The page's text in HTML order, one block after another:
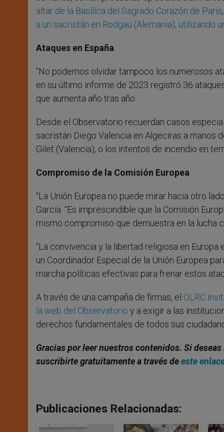
altar de la Basílica del Sagrado Corazón de París
a un sacristán en Rodgau (Alemania), utilizando
Ataques en España
“No podemos olvidar tampoco los numerosos
en su último informe de 2023 registró 36
que aumenta año tras año.
Desde el Observatorio recuerdan casos
sacristán Diego Valencia en Algeciras a manos
Gilet (Valencia), o los intentos de incendio en
Compromiso de la Comisión Europea
“La Unión Europea no puede mirar hacia otro
García. “Es imprescindible que la Comisión
mismo compromiso que demuestra en la lucha
“La convivencia y la libertad religiosa en
un Coordinador Especial de la Unión Europea
marcha políticas efectivas para frenar estos
A través de una campaña de firmas, el OLRC
la web del Observatorio y a exigir a las
derechos fundamentales de todos sus
Gracias por leer nuestros contenidos. Si
suscribirte gratuitamente a través deeste
Publicaciones Relacionadas: